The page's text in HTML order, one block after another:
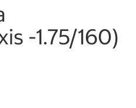
-1.75/160)